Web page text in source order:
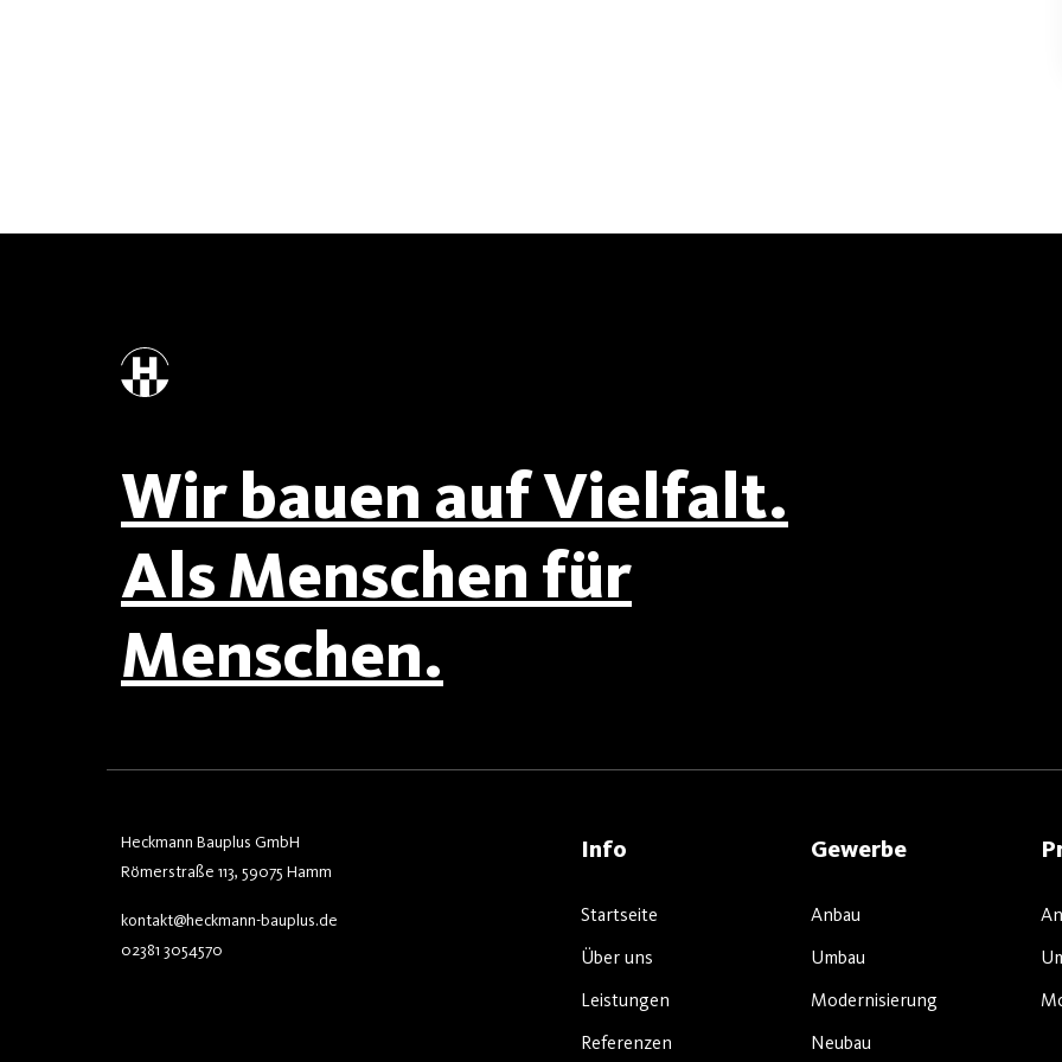
Wir bauen auf Vielfalt.
Als Menschen für
Menschen.
Info
Startseite
Über uns
Leistungen
Referenzen
Gewerbe
Anbau
Umbau
Modernisierung
Neubau
Heckmann Bauplus GmbH
Römerstraße 113, 59075 Hamm
kontakt@heckmann-bauplus.de
02381 3054570